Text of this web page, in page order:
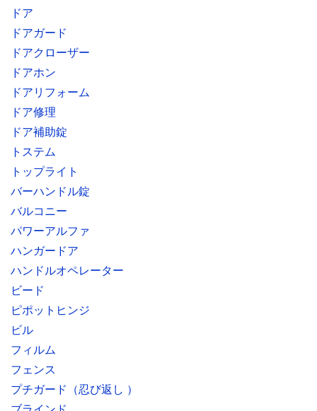
ドア
ドアガード
ドアクローザー
ドアホン
ドアリフォーム
ドア修理
ドア補助錠
トステム
トップライト
バーハンドル錠
バルコニー
パワーアルファ
ハンガードア
ハンドルオペレーター
ビード
ピポットヒンジ
ビル
フィルム
フェンス
プチガード（忍び返し ）